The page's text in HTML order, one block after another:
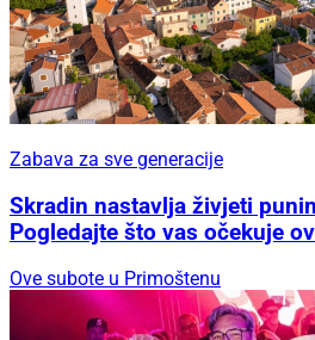
Zabava za sve generacije
Skradin nastavlja živjeti
Pogledajte što vas očekuje
Ove subote u Primoštenu